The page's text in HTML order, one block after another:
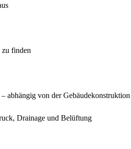
zu finden
abhängig von der Gebäudekonstruktion
Drainage und Belüftung